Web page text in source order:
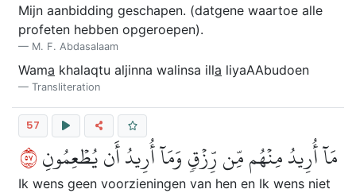
Mijn aanbidding geschapen. (datgene waartoe alle
profeten hebben opgeroepen).
M. F. Abdasalaam
Wama khalaqtu aljinna walinsa illa liyaAAbudoen
Transliteration
57
مَآ أُرِيدُ مِنۡهُم مِّن رِّزۡقٖ وَمَآ أُرِيدُ أَن يُطۡعِمُونِ٧٥
Ik wens geen voorzieningen van hen en Ik wens niet